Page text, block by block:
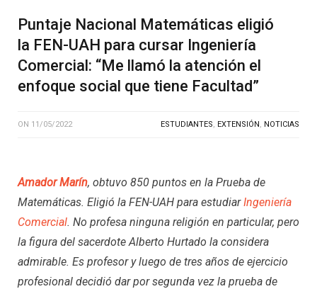
Puntaje Nacional Matemáticas eligió
la FEN-UAH para cursar Ingeniería
Comercial: “Me llamó la atención el
enfoque social que tiene Facultad”
ON 11/05/2022 ESTUDIANTES, EXTENSIÓN, NOTICIAS
Amador Marín, obtuvo 850 puntos en la Prueba de
Matemáticas. Eligió la FEN-UAH para estudiarIngeniería
Comercial. No profesa ninguna religión en particular, pero
la figura del sacerdote Alberto Hurtado la considera
admirable. Es profesor y luego de tres años de ejercicio
profesional decidió dar por segunda vez la prueba de